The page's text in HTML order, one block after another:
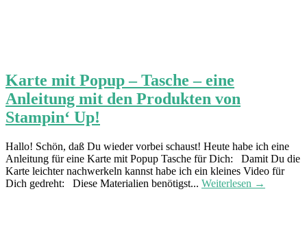
Karte mit Popup – Tasche – eine
Anleitung mit den Produkten von
Stampin‘ Up!
Hallo! Schön, daß Du wieder vorbei schaust! Heute habe ich eine
Anleitung für eine Karte mit Popup Tasche für Dich: Damit Du die
Karte leichter nachwerkeln kannst habe ich ein kleines Video für
Dich gedreht: Diese Materialien benötigst... Weiterlesen →